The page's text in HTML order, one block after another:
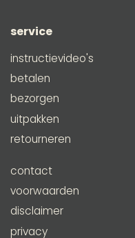
service
instructievideo's
betalen
bezorgen
uitpakken
retourneren
contact
voorwaarden
disclaimer
privacy